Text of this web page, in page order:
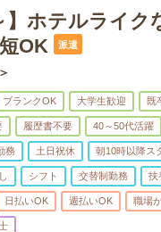
】ホテルライ
OK
派遣
ブランクOK 大学生歓迎 既
履歴書不要 40～50代活躍
務 土日祝休 朝10時以降ス
シフト 交替制勤務 扶
日払いOK 週払いOK 職場